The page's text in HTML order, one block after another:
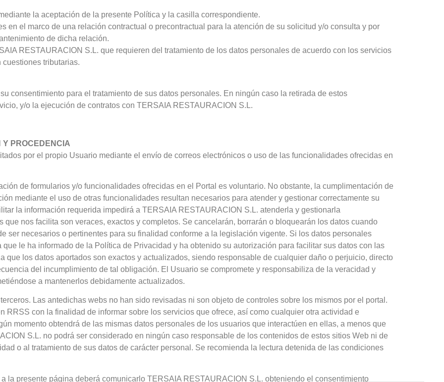
la aceptación de la presente Política y la casilla correspondiente.
en el marco de una relación contractual o precontractual para la atención de su solicitud y/o consulta y por
de dicha relación.
RESTAURACION S.L. que requieren del tratamiento de los datos personales de acuerdo con los servicios
tributarias.
consentimiento para el tratamiento de sus datos personales. En ningún caso la retirada de estos
y/o la ejecución de contratos con TERSAIA RESTAURACION S.L.
Y PROCEDENCIA
por el propio Usuario mediante el envío de correos electrónicos o uso de las funcionalidades ofrecidas en
de formularios y/o funcionalidades ofrecidas en el Portal es voluntario. No obstante, la cumplimentación de
mediante el uso de otras funcionalidades resultan necesarios para atender y gestionar correctamente su
la información requerida impedirá a TERSAIA RESTAURACION S.L. atenderla y gestionarla
nos facilita son veraces, exactos y completos. Se cancelarán, borrarán o bloquearán los datos cuando
ser necesarios o pertinentes para su finalidad conforme a la legislación vigente. Si los datos personales
le ha informado de la Política de Privacidad y ha obtenido su autorización para facilitar sus datos con las
que los datos aportados son exactos y actualizados, siendo responsable de cualquier daño o perjuicio, directo
del incumplimiento de tal obligación. El Usuario se compromete y responsabiliza de la veracidad y
a mantenerlos debidamente actualizados.
Las antedichas webs no han sido revisadas ni son objeto de controles sobre los mismos por el portal.
RRSS con la finalidad de informar sobre los servicios que ofrece, así como cualquier otra actividad e
momento obtendrá de las mismas datos personales de los usuarios que interactúen en ellas, a menos que
S.L. no podrá ser considerado en ningún caso responsable de los contenidos de estos sitios Web ni de
o al tratamiento de sus datos de carácter personal. Se recomienda la lectura detenida de las condiciones
la presente página deberá comunicarlo TERSAIA RESTAURACION S.L. obteniendo el consentimiento